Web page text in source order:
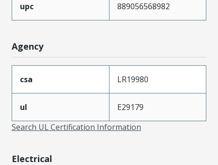
upc 889056568982
Agency
csa LR19980
ul
E29179
Search UL Certification Information
Electrical